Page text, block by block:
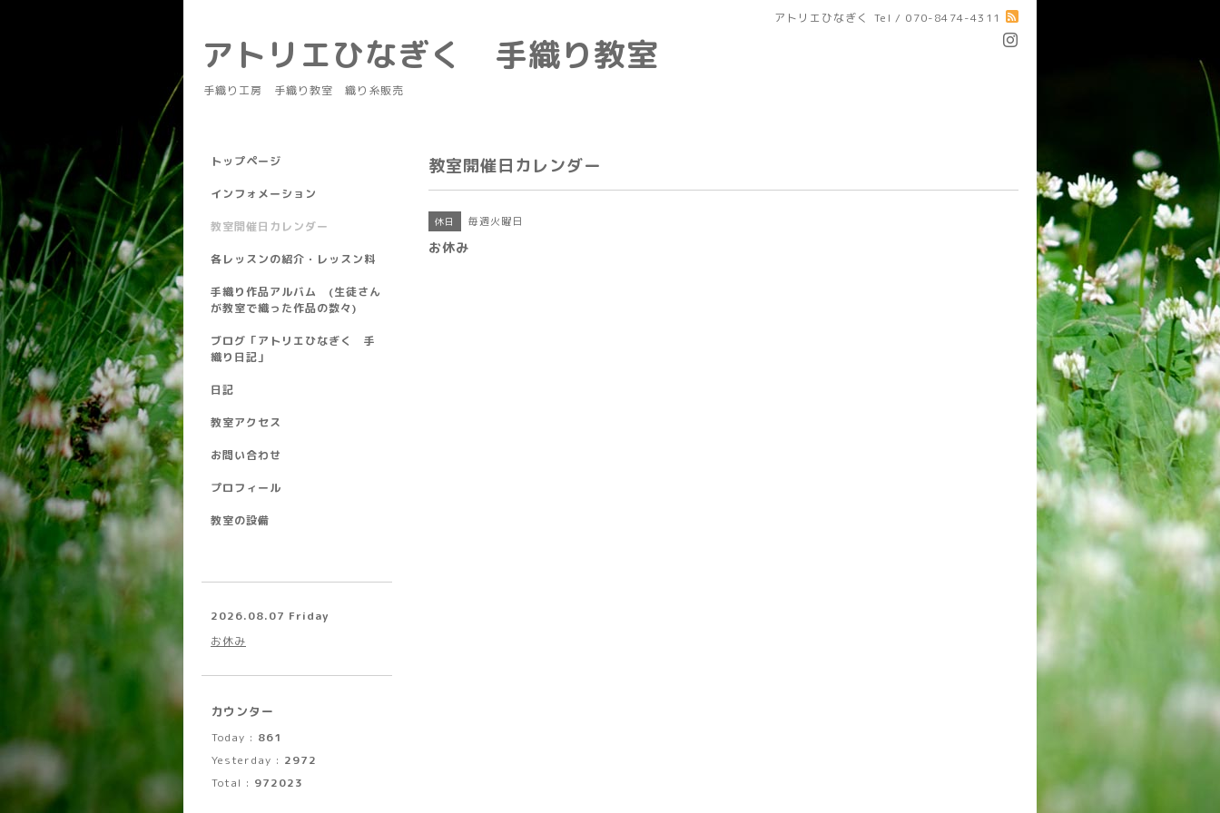
アトリエひなぎく Tel / 070-8474-4311
アトリエひなぎく 手織り教室
手織り工房 手織り教室 織り糸販売
教室開催日カレンダー
休日 毎週火曜日
お休み
トップページ
インフォメーション
教室開催日カレンダー
各レッスンの紹介・レッスン料
手織り作品アルバム (生徒さん
が教室で織った作品の数々)
ブログ「アトリエひなぎく 手
織り日記」
日記
教室アクセス
お問い合わせ
プロフィール
教室の設備
2026.08.07 Friday
お休み
カウンター
Today : 861
Yesterday : 2972
Total : 972023